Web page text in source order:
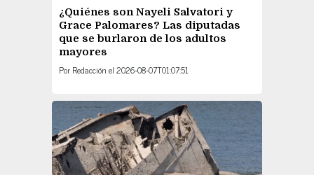
¿Quiénes son Nayeli Salvatori y
Grace Palomares? Las diputadas
que se burlaron de los adultos
mayores
Por Redacción el 2026-08-07T01:07:51